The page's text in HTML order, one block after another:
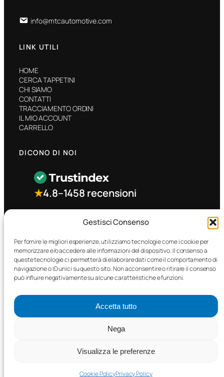
Gestisci Consenso
Per fornire le migliori esperienze, utilizziamo tecnologie come i cookie per
memorizzare e/o accedere alle informazioni del dispositivo. Il consenso a
queste tecnologie ci permetterà di elaborare dati come il comportamento di
navigazione o ID unici su questo sito. Non acconsentire o ritirare il consenso
può influire negativamente su alcune caratteristiche e funzioni.
Accetta tutto
Nega
Visualizza le preferenze
Cookie PolicyPrivacy Policy
info@mtcautomotive.com
LINK UTILI
HOME
CERCA TAPPETINI
CHI SIAMO
CONTATTI
TRACCIAMENTO ORDINI
IL MIO ACCOUNT
CARRELLO
DICONO DI NOI
★4.8–1458 recensioni
CONTATTO RAPIDO
Facebook
©2025 MTC Automotive s.r.l. . Tutti i diritti riservati. – P.I.